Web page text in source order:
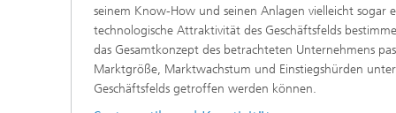
seinem Know-How und seinen Anlagen vielleicht sogar
technologische Attraktivität des Geschäftsfelds
das Gesamtkonzept des betrachteten Unternehmens
Marktgröße, Marktwachstum und Einstiegshürden
Geschäftsfelds getroffen werden können.